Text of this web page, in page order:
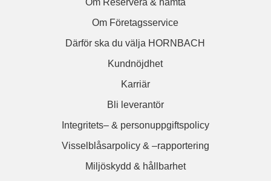
Om Reservera & hämta
Om Företagsservice
Därför ska du välja HORNBACH
Kundnöjdhet
Karriär
Bli leverantör
Integritets– & personuppgiftspolicy
Visselblåsarpolicy & –rapportering
Miljöskydd & hållbarhet